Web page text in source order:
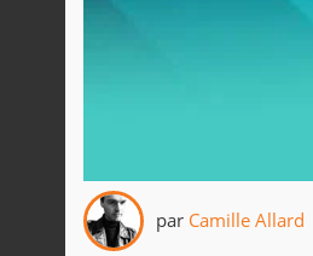
par Camille Allard